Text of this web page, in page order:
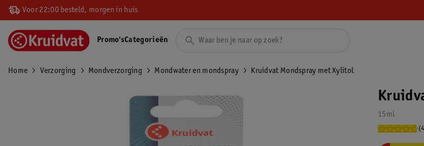
Voor 22:00 besteld, morgen in huis
Promo'sCategorieën
Home Verzorging Mondverzorging Mondwater en mondspray Kruidvat Mondspray met Xylitol
15ml